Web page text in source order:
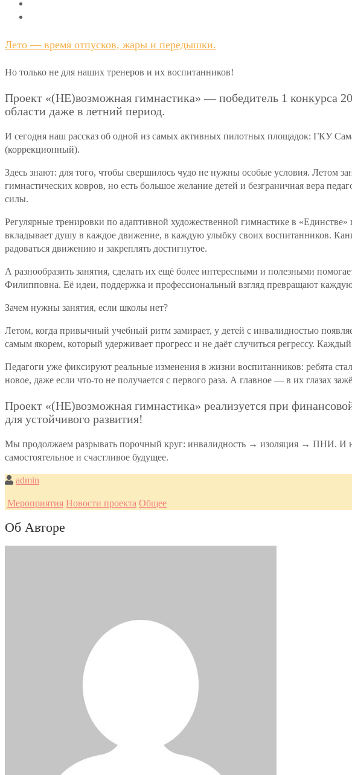
Лето — время отпусков, жары и передышки.
Но только не для наших тренеров и их воспитанников!
Проект «(НЕ)возможная гимнастика» — победитель 1 конкурса
области даже в летний период.
И сегодня наш рассказ об одной из самых активных пилотных площадок: ГКУ
(коррекционный).
Здесь знают: для того, чтобы свершилось чудо не нужны особые условия. Летом
гимнастических ковров, но есть большое желание детей и безграничная вера
силы.
Регулярные тренировки по адаптивной художественной гимнастике в
вкладывает душу в каждое движение, в каждую улыбку своих воспитанников.
радоваться движению и закреплять достигнутое.
А разнообразить занятия, сделать их ещё более интересными и полезными
Филипповна. Её идеи, поддержка и профессиональный взгляд превращают
Зачем нужны занятия, если школы нет?
Летом, когда привычный учебный ритм замирает, у детей с инвалидностью
самым якорем, который удерживает прогресс и не даёт случиться регрессу.
Педагоги уже фиксируют реальные изменения в жизни воспитанников: ребята
новое, даже если что-то не получается с первого раза. А главное — в их глазах
Проект «(НЕ)возможная гимнастика» реализуется при
для устойчивого развития!
Мы продолжаем разрывать порочный круг: инвалидность → изоляция → ПНИ. И
самостоятельное и счастливое будущее.
admin
Мероприятия Новости проекта Общее
Об Авторе